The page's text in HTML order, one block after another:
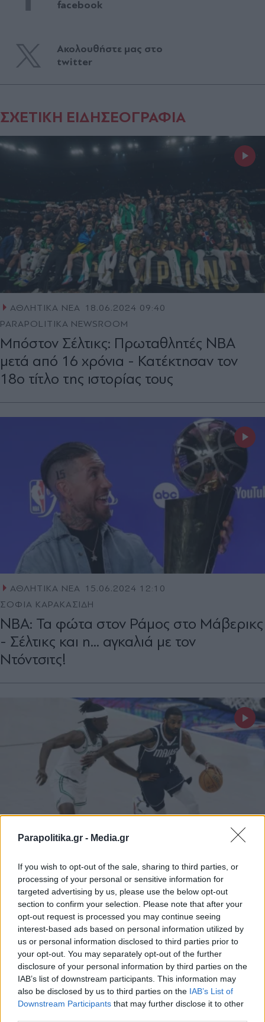
Parapolitika.gr - Media.gr
If you wish to opt-out of the sale, sharing to third parties, or
processing of your personal or sensitive information for
targeted advertising by us, please use the below opt-out
section to confirm your selection. Please note that after your
opt-out request is processed you may continue seeing
interest-based ads based on personal information utilized by
us or personal information disclosed to third parties prior to
your opt-out. You may separately opt-out of the further
disclosure of your personal information by third parties on the
IAB’s list of downstream participants. This information may
also be disclosed by us to third parties on the IAB’s List of
Downstream Participants that may further disclose it to other
facebook
Ακολουθήστε μας στο
twitter
ΣΧΕΤΙΚΗ ΕΙΔΗΣΕΟΓΡΑΦΙΑ
ΑΘΛΗΤΙΚΑ ΝΕΑ
18.06.2024 09:40
PARAPOLITIKA NEWSROOM
Μπόστον Σέλτικς: Πρωταθλητές NBA
μετά από 16 χρόνια - Κατέκτησαν τον
18ο τίτλο της ιστορίας τους
ΑΘΛΗΤΙΚΑ ΝΕΑ 15.06.2024 12:10
ΣΟΦΙΑ ΚΑΡΑΚΑΣΙΔΗ
NBA: Τα φώτα στον Ράμος στο Μάβερικς
- Σέλτικς και η... αγκαλιά με τον
Ντόντσιτς!
ΑΘΛΗΤΙΚΑ ΝΕΑ 15.06.2024 11:00
ΣΟΦΙΑ ΚΑΡΑΚΑΣΙΔΗ
NBA Finals: Οι Μάβερικς καθήλωσαν
τους Σέλτικς και έδωσαν... παράταση στη
στέψη!
Εγγραφή στο newsletter